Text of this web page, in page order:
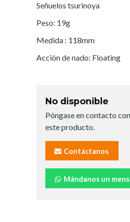
Señuelos tsurinoya
Peso: 19g
Medida : 118mm
Acción de nado: Floating
No disponible
Póngase en contacto
este producto.
Contáctanos
Mándanos un